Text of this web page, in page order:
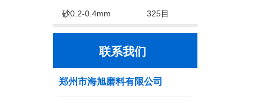
砂0.2-0.4mm 325目
联系我们
郑州市海旭磨料有限公司